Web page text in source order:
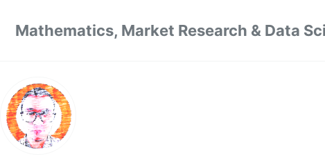
Mathematics, Market Research & Data